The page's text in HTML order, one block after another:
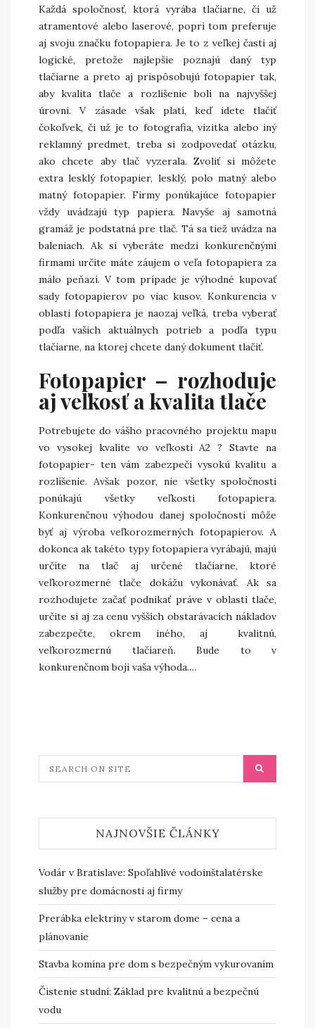
Každá spoločnosť, ktorá vyrába tlačiarne, či už
atramentové alebo laserové, popri tom preferuje
aj svoju značku fotopapiera. Je to z veľkej časti aj
logické, pretože najlepšie poznajú daný typ
tlačiarne a preto aj prispôsobujú fotopapier tak,
aby kvalita tlače a rozlíšenie boli na najvyššej
úrovni. V zásade však platí, keď idete tlačiť
čokoľvek, či už je to fotografia, vizitka alebo iný
reklamný predmet, treba si zodpovedať otázku,
ako chcete aby tlač vyzerala. Zvoliť si môžete
extra lesklý fotopapier, lesklý, polo matný alebo
matný fotopapier. Firmy ponúkajúce fotopapier
vždy uvádzajú typ papiera. Navyše aj samotná
gramáž je podstatná pre tlač. Tá sa tiež uvádza na
baleniach. Ak si vyberáte medzi konkurenčnými
firmami určite máte záujem o veľa fotopapiera za
málo peňazí. V tom prípade je výhodné kupovať
sady fotopapierov po viac kusov. Konkurencia v
oblasti fotopapiera je naozaj veľká, treba vyberať
podľa vašich aktuálnych potrieb a podľa typu
tlačiarne, na ktorej chcete daný dokument tlačiť.
Fotopapier – rozhoduje
aj veľkosť a kvalita tlače
Potrebujete do vášho pracovného projektu mapu
vo vysokej kvalite vo veľkosti A2 ? Stavte na
fotopapier- ten vám zabezpečí vysokú kvalitu a
rozlíšenie. Avšak pozor, nie všetky spoločnosti
ponúkajú všetky veľkosti fotopapiera.
Konkurenčnou výhodou danej spoločnosti môže
byť aj výroba veľkorozmerných fotopapierov. A
dokonca ak takéto typy fotopapiera vyrábajú, majú
určite na tlač aj určené tlačiarne, ktoré
veľkorozmerné tlače dokážu vykonávať. Ak sa
rozhodujete začať podnikať práve v oblasti tlače,
určite si aj za cenu vyšších obstarávacích nákladov
zabezpečte, okrem iného, aj kvalitnú,
veľkorozmernú tlačiareň. Bude to v
konkurenčnom boji vaša výhoda.…
NAJNOVŠIE ČLÁNKY
Vodár v Bratislave: Spoľahlivé vodoinštalatérske
služby pre domácnosti aj firmy
Prerábka elektriny v starom dome – cena a
plánovanie
Stavba komína pre dom s bezpečným vykurovaním
Čistenie studní: Základ pre kvalitnú a bezpečnú
vodu